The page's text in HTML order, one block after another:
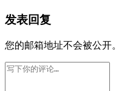
发表回复
您的邮箱地址不会被公开。